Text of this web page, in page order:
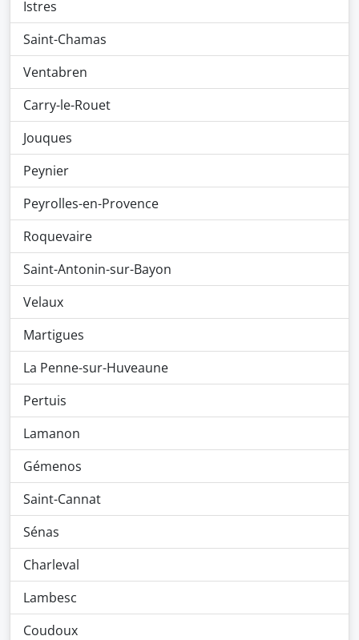
Istres
Saint-Chamas
Ventabren
Carry-le-Rouet
Jouques
Peynier
Peyrolles-en-Provence
Roquevaire
Saint-Antonin-sur-Bayon
Velaux
Martigues
La Penne-sur-Huveaune
Pertuis
Lamanon
Gémenos
Saint-Cannat
Sénas
Charleval
Lambesc
Coudoux